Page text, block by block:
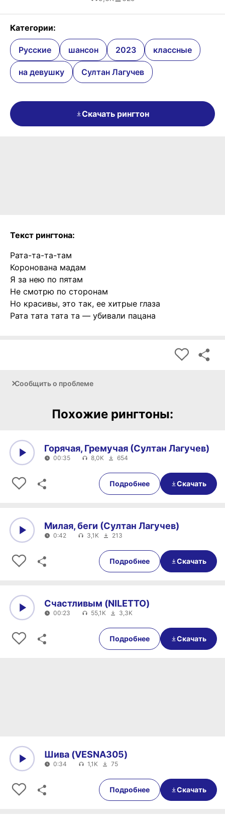
Категории:
Русские шансон 2023 классные
на девушку Султан Лагучев
Скачать рингтон
Текст рингтона:
Рата-та-та-там
Коронована мадам
Я за нею по пятам
Не смотрю по сторонам
Но красивы, это так, ее хитрые глаза
Рата тата тата та — убивали пацана
Сообщить о проблеме
Похожие рингтоны:
00:35
Горячая, Гремучая (Султан Лагучев)
00:35 8,0K 654
Подробнее Скачать
0:42
Милая, беги (Султан Лагучев)
0:42 3,1K 213
Подробнее Скачать
00:23
Счастливым (NILETTO)
00:23 55,1K 3,3K
Подробнее Скачать
0:34
Шива (VESNA305)
0:34 1,1K 75
Подробнее Скачать